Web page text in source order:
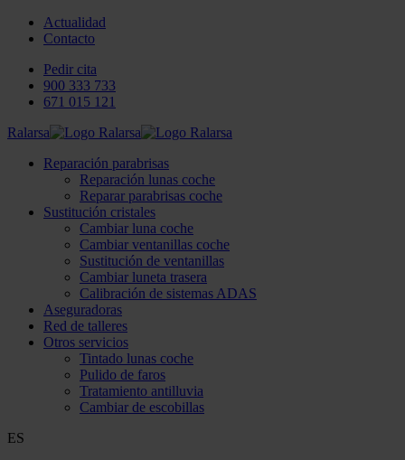
Actualidad
Contacto
Pedir cita
900 333 733
671 015 121
Ralarsa
Reparación parabrisas
Reparación lunas coche
Reparar parabrisas coche
Sustitución cristales
Cambiar luna coche
Cambiar ventanillas coche
Sustitución de ventanillas
Cambiar luneta trasera
Calibración de sistemas ADAS
Aseguradoras
Red de talleres
Otros servicios
Tintado lunas coche
Pulido de faros
Tratamiento antilluvia
Cambiar de escobillas
ES